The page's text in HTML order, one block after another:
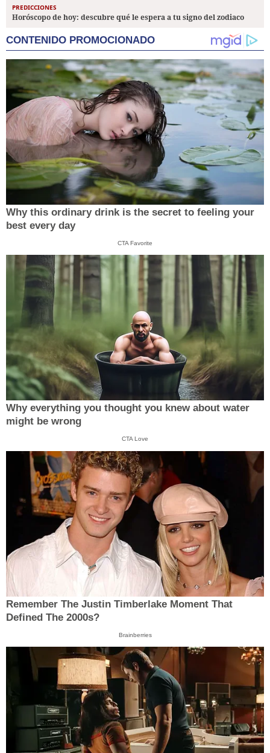
PREDICCIONES
Horóscopo de hoy: descubre qué le espera a tu signo del zodiaco
CONTENIDO PROMOCIONADO
Why this ordinary drink is the secret to feeling your
best every day
CTA Favorite
Why everything you thought you knew about water
might be wrong
CTA Love
Remember The Justin Timberlake Moment That
Defined The 2000s?
Brainberries